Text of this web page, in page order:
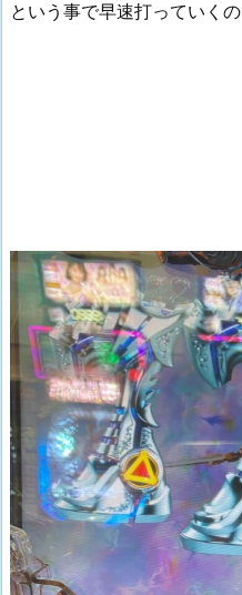
という事で早速打っていく